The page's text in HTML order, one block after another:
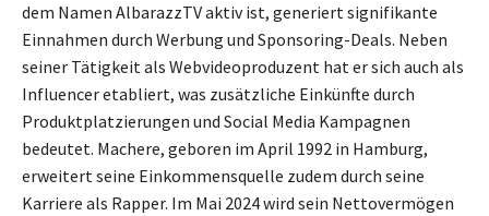
dem Namen AlbarazzTV aktiv ist, generiert signifikante
Einnahmen durch Werbung und Sponsoring-Deals. Neben
seiner Tätigkeit als Webvideoproduzent hat er sich auch als
Influencer etabliert, was zusätzliche Einkünfte durch
Produktplatzierungen und Social Media Kampagnen
bedeutet. Machere, geboren im April 1992 in Hamburg,
erweitert seine Einkommensquelle zudem durch seine
Karriere als Rapper. Im Mai 2024 wird sein Nettovermögen